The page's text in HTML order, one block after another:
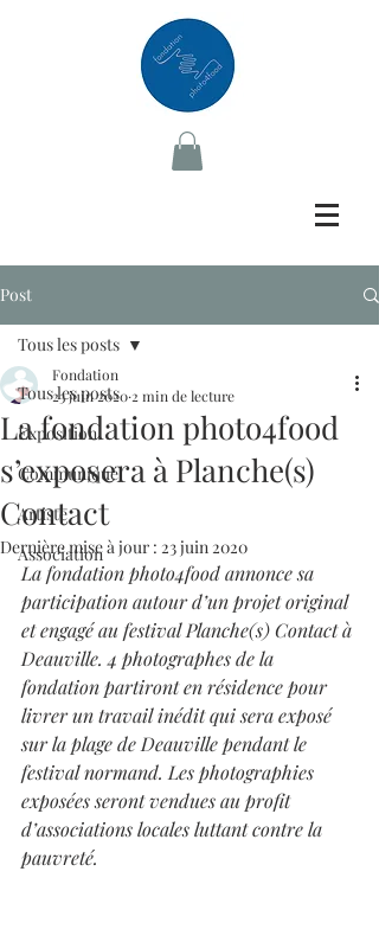
Post
Tous les posts
Exposition
Communiqué
Artiste
Association
Tous les posts
La fondation photo4food
s’exposera à Planche(s)
Contact
Fondation
23 juin 20202 min de lecture
Dernière mise à jour : 23 juin 2020
La fondation photo4food annonce sa
participation autour d’un projet original
et engagé au festival Planche(s) Contact à
Deauville. 4 photographes de la
fondation partiront en résidence pour
livrer un travail inédit qui sera exposé
sur la plage de Deauville pendant le
festival normand. Les photographies
exposées seront vendues au profit
d’associations locales luttant contre la
pauvreté.